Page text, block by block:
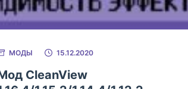
МОДЫ 15.12.2020
CleanView